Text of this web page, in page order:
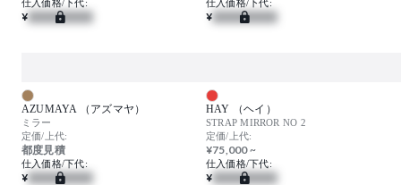
仕入価格/下代:
¥
仕入価格/下代:
¥
AZUMAYA （アズマヤ）
ミラー
定価/上代:
都度見積
仕入価格/下代:
¥
HAY （ヘイ）
STRAP MIRROR NO 2
定価/上代:
¥75,000 ~
仕入価格/下代:
¥